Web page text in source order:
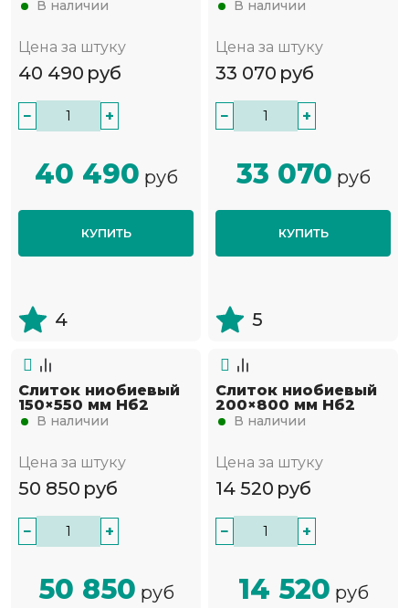
В наличии
Цена за штуку
40 490 руб
− +
40 490 руб
КУПИТЬ
4
В наличии
Цена за штуку
33 070 руб
− +
33 070 руб
КУПИТЬ
5
Слиток ниобиевый
150×550 мм Нб2
В наличии
Цена за штуку
50 850 руб
− +
50 850 руб
Слиток ниобиевый
200×800 мм Нб2
В наличии
Цена за штуку
14 520 руб
− +
14 520 руб